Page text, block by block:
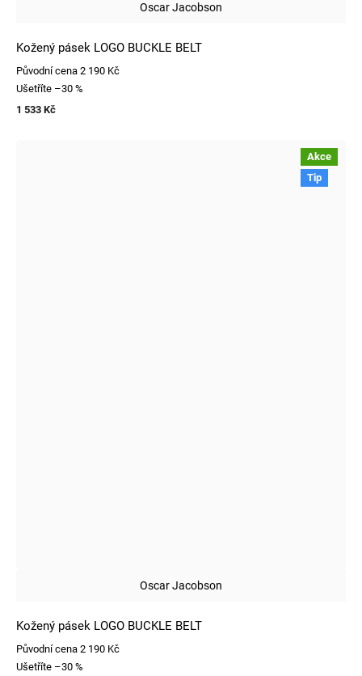
Oscar Jacobson
Kožený pásek LOGO BUCKLE BELT
Původní cena 2 190 Kč
Ušetříte –30 %
1 533 Kč
Akce
Tip
Oscar Jacobson
Kožený pásek LOGO BUCKLE BELT
Původní cena 2 190 Kč
Ušetříte –30 %